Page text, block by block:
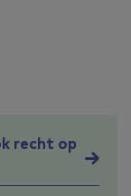
recht op